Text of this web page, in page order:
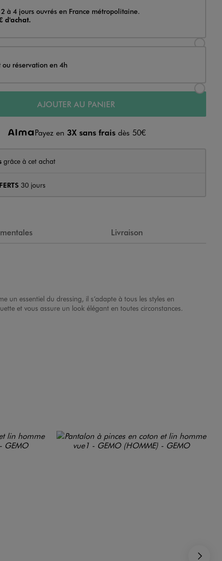
à 4 jours ouvrés en France métropolitaine.
d'achat.
ou réservation en 4h
AJOUTER AU PANIER
Payez en 3X sans fraisdès 50€
grâce à cet achat
30 jours
Livraison
un essentiel du dressing, il s’adapte à tous les styles en
et vous assure un look élégant en toutes circonstances.